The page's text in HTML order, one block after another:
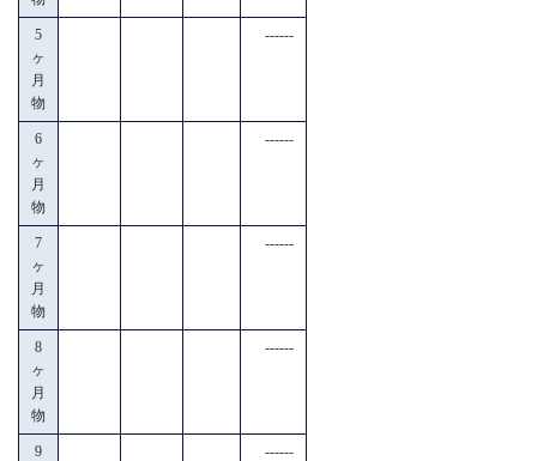
5
ヶ
月
物
------
6
ヶ
月
物
------
7
ヶ
月
物
------
8
ヶ
月
物
------
9
------